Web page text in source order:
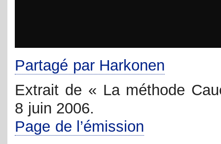
Partagé par Harkonen
Extrait de « La méthode
8 juin 2006.
Page de l’émission